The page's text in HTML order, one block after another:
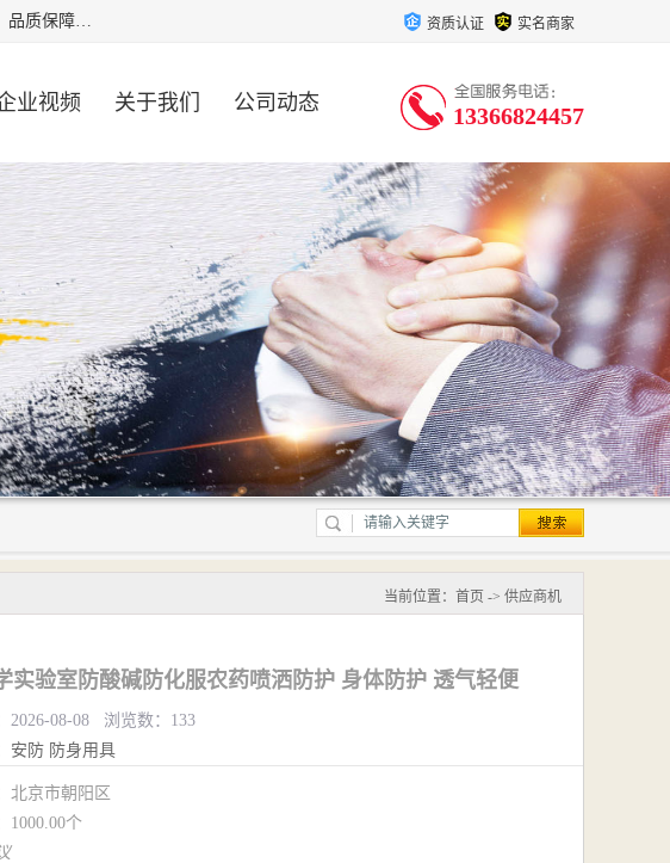
北京中创汇安科贸有限公司专业生产救援三脚架、天鹰4X气体检测仪、梅思安空气呼吸器、霍尼韦尔速差器等产品，品质保障，价格合理，欢迎在线致电咨询。 资质认证 实名商家
业视频 关于我们 公司动态 13366824457
当前位置： 首页 -> 供应商机
实验室防酸碱防化服农药喷洒防护 身体防护 透气轻便
2026-08-08 浏览数：133
安防 防身用具
北京市朝阳区
1000.00个